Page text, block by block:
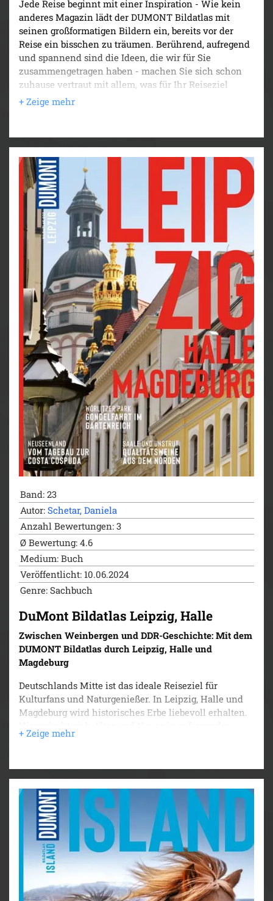
Jede Reise beginnt mit einer Inspiration - Wie kein
anderes Magazin lädt der DUMONT Bildatlas mit
seinen großformatigen Bildern ein, bereits vor der
Reise ein bisschen zu träumen. Berührend, aufregend
und spannend sind die Ideen, die wir für Sie
zusammengetragen haben - machen Sie sich schon
zuhause vertraut mit allem, was für Ihr Reiseziel
wichtig und wissenswert ist. Wir präsentieren Ihnen
das Magazin mit überarbeiteten Inhalten, einem
natürlich“ mit zahlreichen Tipps, wie man nachhaltig
Andenken, Eindrücken und Erinnerungen, die unsere
Autoren von ihrer Reise mitgebracht haben.
DUMONT Bildatlas Korsika - weitestgehend
unberührte Natur und hübsche kleinen Städte mit viel
Flair hat diese Mittelmeerinsel zu bieten. In fünf
Kapiteln nimmt Sie unser Autor Christian Nowak mit
auf eine Reise, die nicht nur durch schöne Fotos,
sondern auch durch kenntnisreiche und kritische
Reportagen und Specials die Besonderheiten dieser
Insel wiedergeben, dazu reisepraktische Tipps rund
um Ausflüge und Märkte, Museen und ausgesuchte
Hotels und Restaurants mit allen wichtigen
Anschriften, Öffnungszeiten und Internet-Links. Den
Abschluss eines jeden Kapitels bilden Infoseiten mit
allen wichtigen Sehenswürdigkeiten, die auf der
nebenstehenden detaillierten Reisekarte leicht zu
lokalisieren sind. Abgerundet wird der Bildatlas durch
das abschließende Servicekapitel, das praktische und
allgemeine Informationen zum Alltag und für die
Vorbereitung der Reise beinhaltet. Kompakt
zusammengefasst und übersichtlich überzeugt der
DUMONT Bildatlas als zuverlässiger Reisebegleiter
und garantiert erlebnisreiche Tage auf Korsika!
Band: 23
Autor: Schetar, Daniela
Anzahl Bewertungen: 3
Ø Bewertung: 4.6
Medium: Buch
Veröffentlicht: 10.06.2024
Genre: Sachbuch
DuMont Bildatlas Leipzig, Halle
Zwischen Weinbergen und DDR-Geschichte: Mit dem
DUMONT Bildatlas durch Leipzig, Halle und
Magdeburg
Deutschlands Mitte ist das ideale Reiseziel für
Kulturfans und Naturgenießer. In Leipzig, Halle und
Magdeburg wird historisches Erbe liebevoll erhalten.
Weise und schafft eine bunte Szene mit einem
weitläufiger Gärten und Landschaftsparks und an den
Ufern von Saale und Unstrut das kleinste
Weinanbaugebiet Deutschlands. Der
DUMONT Bildatlas zeigt Ihnen die schönsten Orte der
Region und verrät, welche Ziele Sie hier auf keinen
Fall verpassen dürfen.
Das Beste zuerst: Doppelseite mit den Highlights
der Region auf einen Blick
Unsere Favoriten: bekannte und weniger